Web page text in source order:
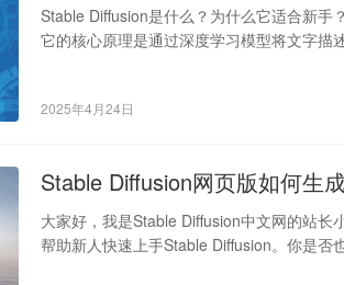
Stable Diffusion是什么？为什么它适合新手
它的核心原理是通过深度学习模型将文字
2025年4月24日
Stable Diffusion网页版如何生
大家好，我是Stable Diffusion中文网的站
帮助新人快速上手Stable Diffusion。你是